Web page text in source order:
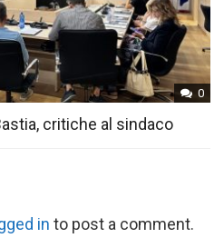
0
critiche al sindaco
in to post a comment.